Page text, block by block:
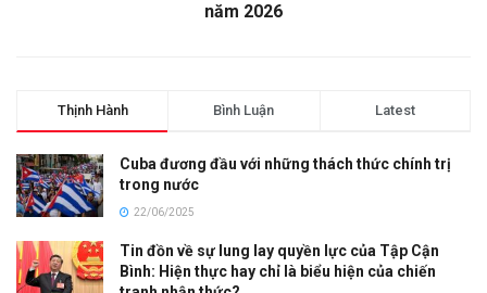
năm 2026
Thịnh Hành Bình Luận Latest
Cuba đương đầu với những thách thức chính trị
trong nước
22/06/2025
Tin đồn về sự lung lay quyền lực của Tập Cận
Bình: Hiện thực hay chỉ là biểu hiện của chiến